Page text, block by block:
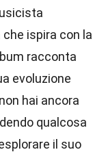
ispira con la
racconta
evoluzione
hai ancora
qualcosa
il suo